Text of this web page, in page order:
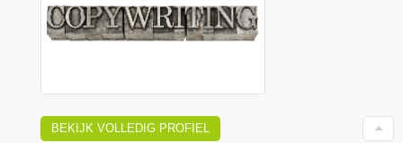
BEKIJK VOLLEDIG PROFIEL